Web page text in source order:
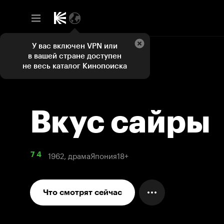
Вкус сайры
7 4 1962, драмаЯпония18+
Что смотрят сейчас
У вас включен VPN или
в вашей стране доступен
не весь каталог Кинопоиска